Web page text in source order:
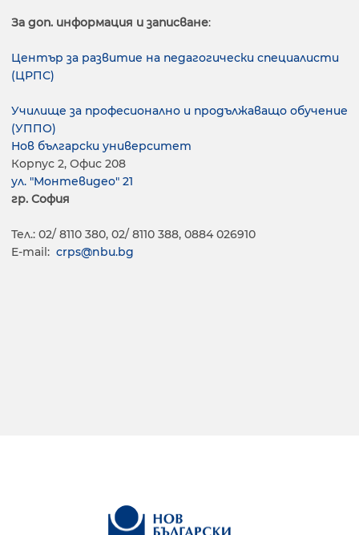
За доп. информация и записване:
Център за развитие на педагогически специалисти
(ЦРПС)
Училище за професионално и продължаващо обучение
(УППО)
Нов български университет
Корпус 2, Офис 208
ул. "Монтевидео" 21
гр. София
Тел.: 02/ 8110 380, 02/ 8110 388, 0884 026910
E-mail: crps@nbu.bg